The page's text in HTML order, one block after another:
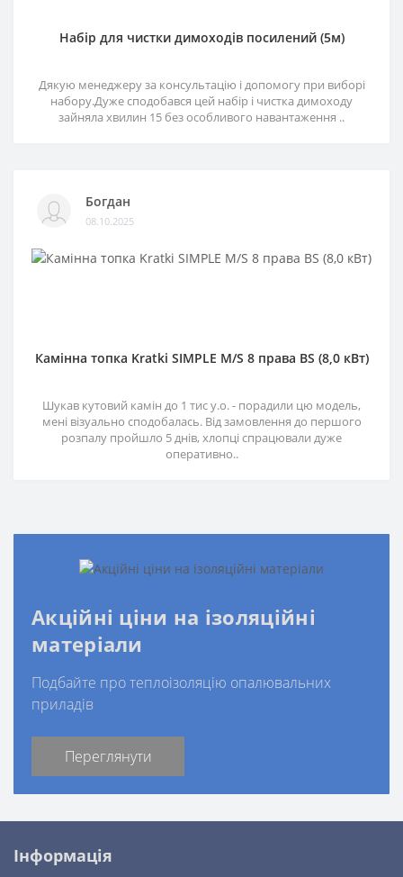
Набір для чистки димоходів посилений (5м)
Дякую менеджеру за консультацію і допомогу при виборі
набору.Дуже сподобався цей набір і чистка димоходу
зайняла хвилин 15 без особливого навантаження ..
Богдан
08.10.2025
Камінна топка Kratki SIMPLE M/S 8 права BS (8,0 кВт)
Шукав кутовий камін до 1 тис у.о. - порадили цю модель,
мені візуально сподобалась. Від замовлення до першого
розпалу пройшло 5 днів, хлопці спрацювали дуже
оперативно..
Акційні ціни на ізоляційні
матеріали
Подбайте про теплоізоляцію опалювальних
приладів
Переглянути
Інформація